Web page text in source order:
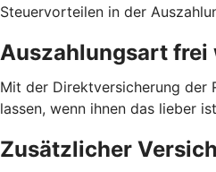
Steuervorteilen in der
Auszahlungsart frei
Mit der Direktversicherung der
lassen, wenn ihnen das lieber
Zusätzlicher